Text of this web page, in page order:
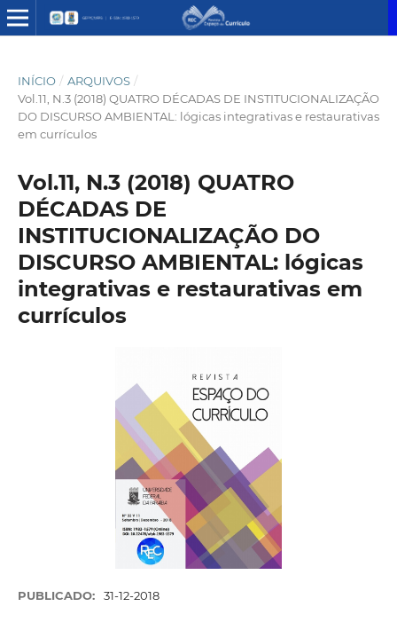
INÍCIO / ARQUIVOS /
Vol.11, N.3 (2018) QUATRO DÉCADAS DE INSTITUCIONALIZAÇÃO
DO DISCURSO AMBIENTAL: lógicas integrativas e restaurativas
em currículos
Vol.11, N.3 (2018) QUATRO
DÉCADAS DE
INSTITUCIONALIZAÇÃO DO
DISCURSO AMBIENTAL: lógicas
integrativas e restaurativas em
currículos
PUBLICADO: 31-12-2018